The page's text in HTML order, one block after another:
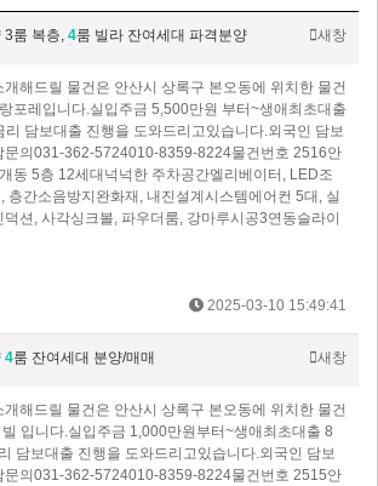
3룸 복층, 4룸 빌라 잔여세대 파격분양 새창
해드릴 물건은 안산시 상록구 본오동에 위치한 물건
포레입니다.실입주금 5,500만원 부터~생애최초대출
담보대출 진행을 도와드리고있습니다.외국인 담보
문의031-362-5724010-8359-8224물건번호 2516안
동 5층 12세대넉넉한 주차공간​엘리베이터, LED조
층간소음방지완화재, 내진설계시스템에어컨 5대, 실
션, 사각싱크볼, 파우더룸, 강마루시공3연동슬라이
2025-03-10 15:49:41
4룸 잔여세대 분양/매매 새창
해드릴 물건은 안산시 상록구 본오동에 위치한 물건
입니다.실입주금 1,000만원부터~생애최초대출 8
담보대출 진행을 도와드리고있습니다.외국인 담보
문의031-362-5724010-8359-8224물건번호 2515안